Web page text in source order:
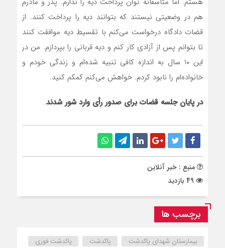
هم در وضعیتی نیستند که بتوانند دیه را پرداخت کنند. از
قضات دادگاه درخواست می‌کنم با تقسیط دیه موافقت کنند
تا بتوانم پس از آزادی کار کنم و دیه قربانی را بپردازم. من در
این ۱۰ سال به اندازه کافی تنبیه شده‌ام و زندگی خودم و
خانواده‌ام را نابود کردم. خواهش می‌کنم کمکم کنید.
در پایان جلسه قضات برای صدور رأی وارد شور شدند.
منبع : خبر آنلاین
برچسب ها
بیمارستان شهدای پاکدشت پاکدشت
پاکدشت فوری